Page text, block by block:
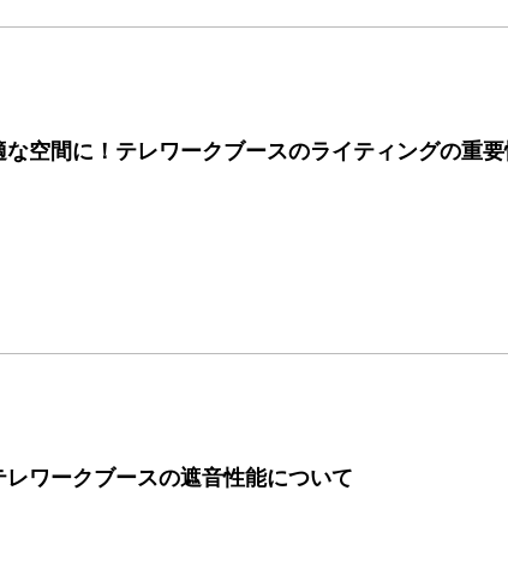
な空間に！テレワークブースのライティングの重
レワークブースの遮音性能について